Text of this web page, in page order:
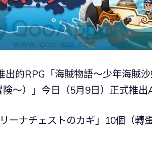
的RPG「海賊物語～少年海賊
～）」今日（5月9日）正式推出
ーナチェストのカギ」10個（轉